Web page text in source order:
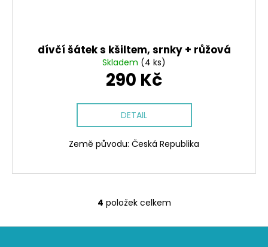
dívčí šátek s kšiltem, srnky + růžová
Skladem (4 ks)
290 Kč
DETAIL
Země původu: Česká Republika
O
v
4 položek celkem